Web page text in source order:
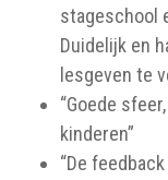
stageschool
Duidelijk en
lesgeven te
“Goede
kinderen”
“De